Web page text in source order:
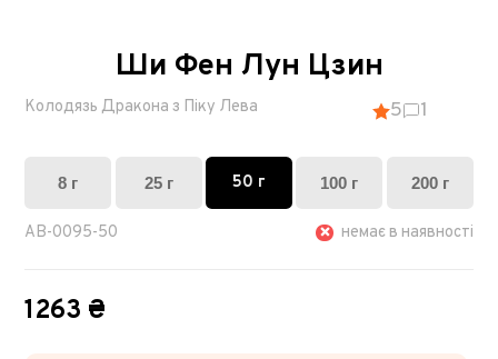
Ши Фен Лун Цзин
Колодязь Дракона з Піку Лева 5 1
8 г 25 г 50 г 100 г 200 г
AB-0095-50 немає в наявності
1263 ₴